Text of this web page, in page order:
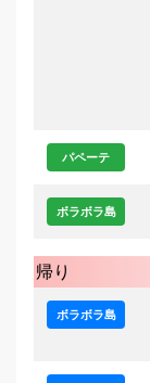
パペーテ
ボラボラ島
帰り
ボラボラ島